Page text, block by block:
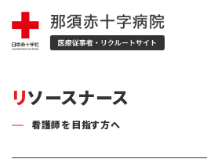
リソースナース
看護師を目指す方へ